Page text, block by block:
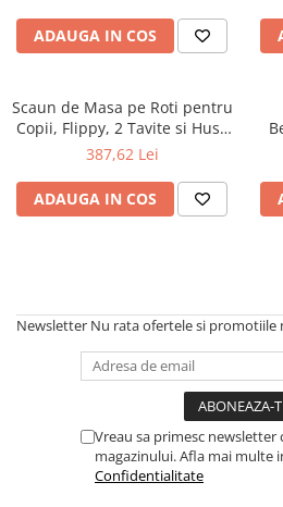
Spatar Reglabil Moale,
Balansoar, Cos de Depozitare,
ADAUGA IN COS
Scaun de Masa pe Roti pentru
Copii, Flippy, 2 Tavite si Husa
Detasabile, Multifuncțional,
Spatar Reglabil Moale,
Balansoar, Cos de Depozitare,
387,62 Lei
ADAUGA IN COS
Newsletter Nu rata ofertele si promotiile
Vreau sa primesc
magazinului. Afla mai multe
Confidentialitate